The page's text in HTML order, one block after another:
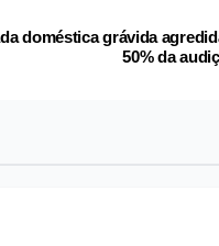
doméstica grávida
50% da